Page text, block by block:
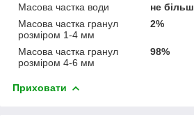
Масова частка води
не
Масова частка гранул
розміром 1-4 мм
2%
Масова частка гранул
розміром 4-6 мм
98%
Приховати